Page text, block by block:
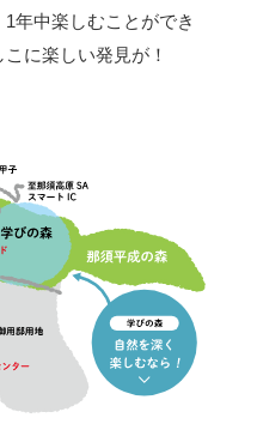
年中楽しむことができ
に楽しい発見が！